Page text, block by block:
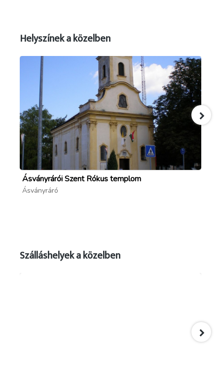
Helyszínek a közelben
Ásványrárói Szent Rókus templom
Ásványráró
Szálláshelyek a közelben